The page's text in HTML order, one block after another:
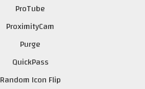
ProTube
ProximityCam
Purge
QuickPass
Random Icon Flip